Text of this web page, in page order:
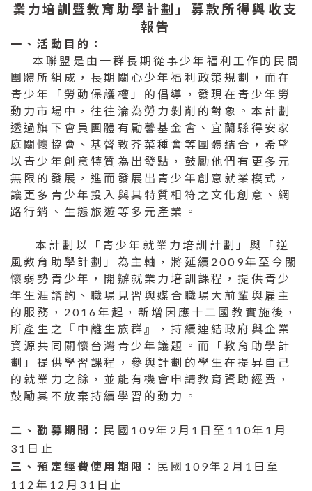
業力培訓暨教育助學計劃」 募款所得與收支
報告
一、活動目的：
本聯盟是由一群長期從事少年福利工作的民間
團體所組成，長期關心少年福利政策規劃，而在
青少年「勞動保護權」的倡導，發現在青少年勞
動力市場中，往往淪為勞力剝削的對象。本計劃
透過旗下會員團體有勵馨基金會、宜蘭縣得安家
庭關懷協會、基督教芥菜種會等團體結合，希望
以青少年創意特質為出發點，鼓勵他們有更多元
無限的發展，進而發展出青少年創意就業模式，
讓更多青少年投入與其特質相符之文化創意、網
路行銷、生態旅遊等多元產業。
本計劃以「青少年就業力培訓計劃」與「逆
風教育助學計劃」為主軸，將延續2009年至今關
懷弱勢青少年，開辦就業力培訓課程，提供青少
年生涯諮詢、職場見習與媒合職場大前輩與雇主
的服務，2016年起，新增因應十二國教實施後，
所產生之『中離生族群』，持續連結政府與企業
資源共同關懷台灣青少年議題。而「教育助學計
劃」提供學習課程，參與計劃的學生在提昇自己
的就業力之餘，並能有機會申請教育資助經費，
鼓勵其不放棄持續學習的動力。
二、勸募期間： 民國109年2月1日至110年1月
31日止
三、預定經費使用期限： 民國109年2月1日至
112年12月31日止